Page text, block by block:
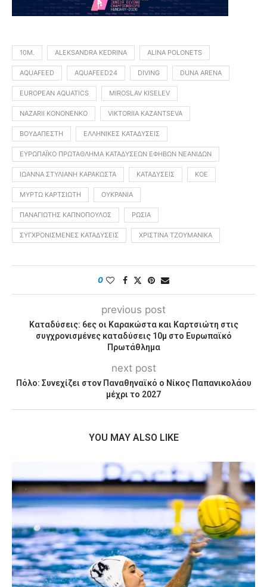
10Μ. ALEKSANDRA KEDRINA ALINA POLONETS
AQUAFEED AQUAFEED24 DIVING DUNA ARENA
EUROPEAN AQUATICS MIROSLAV KISELEV
NAZARII KONONENKO VIKTORIIA KAZANTSEVA
ΒΟΥΔΑΠΈΣΤΗ ΕΛΛΗΝΙΚΈΣ ΚΑΤΑΔΎΣΕΙΣ
ΕΥΡΩΠΑΪΚΌ ΠΡΩΤΆΘΛΗΜΑ ΚΑΤΑΔΎΣΕΩΝ ΕΦΉΒΩΝ ΝΕΑΝΊΔΩΝ
ΙΩΆΝΝΑ ΣΤΥΛΙΑΝΉ ΚΑΡΑΚΏΣΤΑ ΚΑΤΑΔΎΣΕΙΣ ΚΟΕ
ΜΥΡΤΏ ΚΑΡΤΣΙΏΤΗ ΟΥΚΡΑΝΊΑ
ΠΑΝΑΓΙΏΤΗΣ ΚΑΠΝΌΠΟΥΛΟΣ ΡΩΣΊΑ
ΣΥΓΧΡΟΝΙΣΜΈΝΕΣ ΚΑΤΑΔΎΣΕΙΣ ΧΡΙΣΤΊΝΑ ΤΖΟΥΜΑΝΊΚΑ
0
previous post
Καταδύσεις: 6ες οι Καρακώστα και Καρτσιώτη στις
συγχρονισμένες καταδύσεις 10μ στο Ευρωπαϊκό
Πρωτάθλημα
next post
Πόλο: Συνεχίζει στον Παναθηναϊκό ο Νίκος Παπανικολάου
μέχρι το 2027
YOU MAY ALSO LIKE